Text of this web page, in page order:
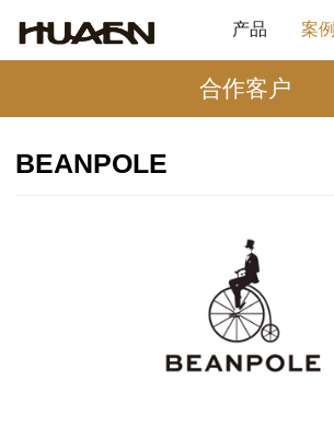
产品 案例
合作客户
BEANPOLE